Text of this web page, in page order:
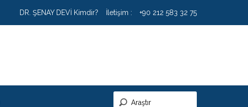
DR. ŞENAY DEVİ Kimdir? İletişim : +90 212 583 32 75